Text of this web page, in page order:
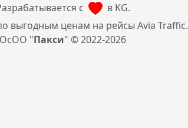
с
в KG.
выгодным ценам на рейсы Avia Traffic.
ОсОО "Пакси" © 2022-2026